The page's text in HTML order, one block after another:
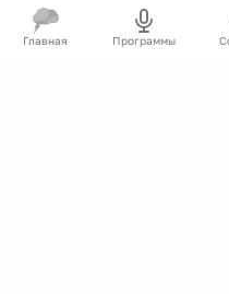
Главная Программы